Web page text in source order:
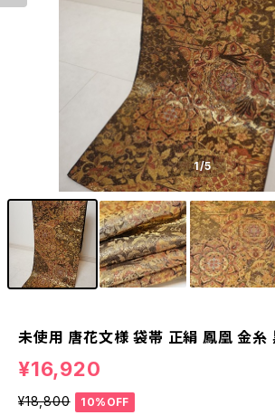
1/5
未使用 唐花文様 袋帯 正絹 鳳凰 金
¥16,920
¥18,800 10%OFF